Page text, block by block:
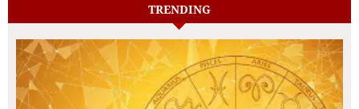
TRENDING